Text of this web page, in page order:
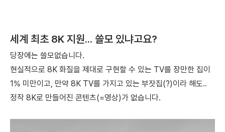
세계 최초 8K 지원... 쓸모 있냐고요?
당장에는 쓸모없습니다.
현실적으로 8K 화질을 제대로 구현할 수 있는 TV를 장만한 집이
1% 미만이고, 만약 8K TV를 가지고 있는 부잣집(?)이라 해도..
정작 8K로 만들어진 콘텐츠(=영상)가 없습니다.